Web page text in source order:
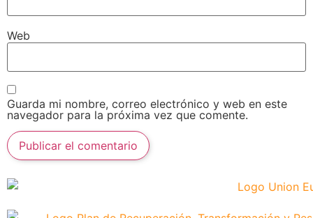
Web
Guarda mi nombre, correo electrónico y web en este
navegador para la próxima vez que comente.